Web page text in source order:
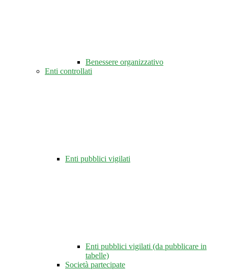
Benessere organizzativo
Enti controllati
Enti pubblici vigilati
Enti pubblici vigilati (da pubblicare in
tabelle)
Società partecipate